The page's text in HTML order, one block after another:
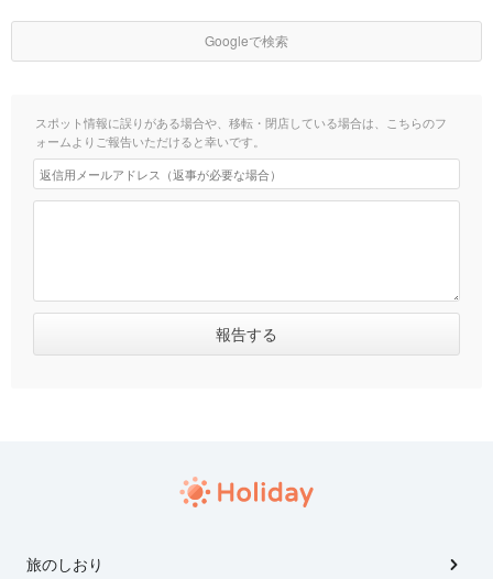
Googleで検索
スポット情報に誤りがある場合や、移転・閉店している場合は、こちらのフ
ォームよりご報告いただけると幸いです。
旅のしおり